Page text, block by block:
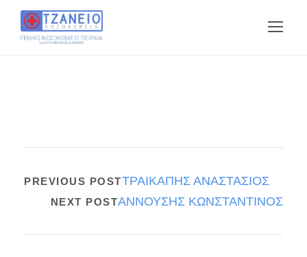
PREVIOUS POSTΤΡΑΙΚΑΠΗΣ ΑΝΑΣΤΑΣΙΟΣ
NEXT POSTΑΝΝΟΥΣΗΣ ΚΩΝΣΤΑΝΤΙΝΟΣ